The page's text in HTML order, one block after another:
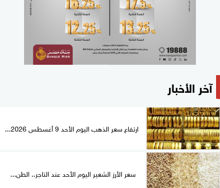
آخر الأخبار
ارتفاع سعر الذهب اليوم الأحد 9 أغسطس 2026...
سعر الأرز الشعير اليوم الأحد عند التاجر.. الطن...